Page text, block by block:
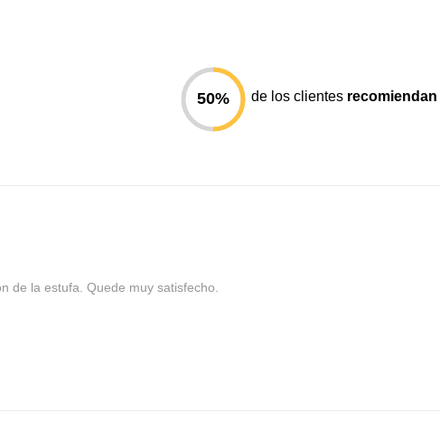
50% de los clientesrecomiendan
de la estufa. Quede muy satisfecho.